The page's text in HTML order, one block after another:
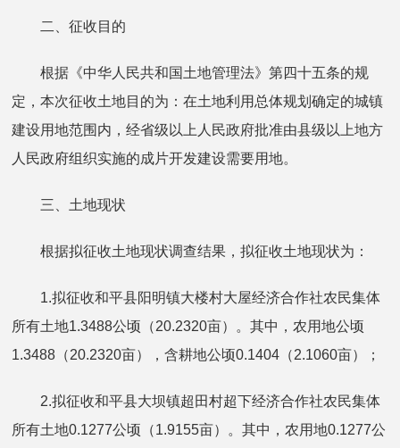
二、征收目的
根据《中华人民共和国土地管理法》第四十五条的规
定，本次征收土地目的为：在土地利用总体规划确定的城镇
建设用地范围内，经省级以上人民政府批准由县级以上地方
人民政府组织实施的成片开发建设需要用地。
三、土地现状
根据拟征收土地现状调查结果，拟征收土地现状为：
1.拟征收和平县阳明镇大楼村大屋经济合作社农民集体
所有土地1.3488公顷（20.2320亩）。其中，农用地公顷
1.3488（20.2320亩），含耕地公顷0.1404（2.1060亩）；
2.拟征收和平县大坝镇超田村超下经济合作社农民集体
所有土地0.1277公顷（1.9155亩）。其中，农用地0.1277公